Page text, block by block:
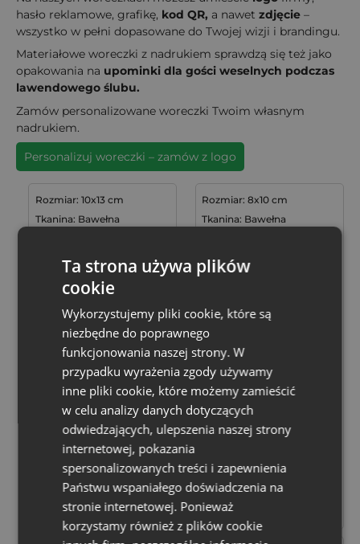
hasło reklamowe, grafikę, kod QR, a nawet zdjęcie –
wszystko w pełni dopasowane do Twojej wizji i brandingu.
Materiałowe woreczki z nadrukiem sprawdzą się też jako
opakowania na upominki dla gości weselnych podczas
lawendowego ślubu.
Zamów personalizowane woreczki Twoim własnym
nadrukiem.
Personalizuj woreczki – zamów z logo
Rozmiar: 10x13 cm
Tkanina: Bawełna
Bestseller
Woreczki bawełniane 10
x 13 cm na saszetki
lawendowe, komplet 10
16,29zł
zł / szt. 1 op. = 10 szt.
op. +
Rozmiar: 8x10 cm
Tkanina: Bawełna
Woreczki bawełniane 8 x
10 cm z motywem
lawendy na drobne
upominki - 10 szt.
29,99zł
3,00 zł / szt. 1 op. = 10 szt.
niedostępny
Ta strona używa plików
cookie
Wykorzystujemy pliki cookie, które są
niezbędne do poprawnego
funkcjonowania naszej strony. W
przypadku wyrażenia zgody używamy
inne pliki cookie, które możemy zamieścić
w celu analizy danych dotyczących
odwiedzających, ulepszenia naszej strony
internetowej, pokazania
spersonalizowanych treści i zapewnienia
Państwu wspaniałego doświadczenia na
stronie internetowej. Ponieważ
korzystamy również z plików cookie